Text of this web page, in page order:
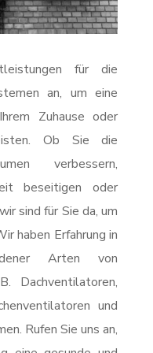
für die
an, um eine
Zuhause oder
Ob Sie die
verbessern,
beseitigen oder
sind für Sie da, um
haben Erfahrung in
Arten von
Dachventilatoren,
und
Rufen Sie uns an,